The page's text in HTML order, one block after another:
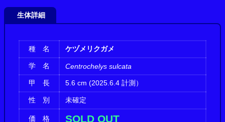
生体詳細
種 名 ケヅメリクガメ
学 名 Centrochelys sulcata
甲 長 5.6 cm (2025.6.4 計測）
性 別 未確定
価 格 SOLD OUT